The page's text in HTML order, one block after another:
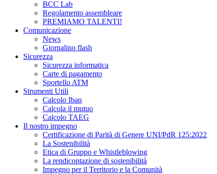
BCC Lab
Regolamento assembleare
PREMIAMO TALENTI!
Comunicazione
News
Giornalino flash
Sicurezza
Sicurezza informatica
Carte di pagamento
Sportello ATM
Strumenti Utili
Calcolo Iban
Calcola il mutuo
Calcolo TAEG
Il nostro impegno
Certificazione di Parità di Genere UNI/PdR 125:2022
La Sostenibilità
Etica di Gruppo e Whistleblowing
La rendicontazione di sostenibilità
Impegno per il Territorio e la Comunità